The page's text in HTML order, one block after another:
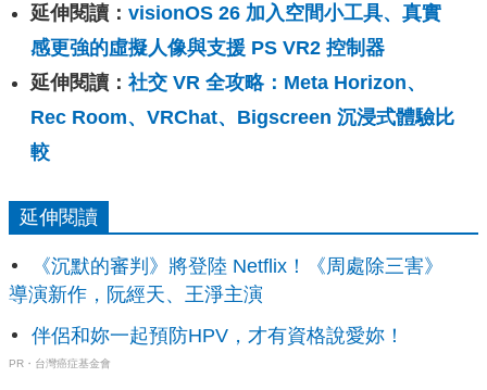
延伸閱讀： visionOS 26 加入空間小工具、真實
感更強的虛擬人像與支援 PS VR2 控制器
延伸閱讀： 社交 VR 全攻略：Meta Horizon、
Rec Room、VRChat、Bigscreen 沉浸式體驗比
較
延伸閱讀
《沉默的審判》將登陸 Netflix！《周處除三害》
導演新作，阮經天、王淨主演
伴侶和妳一起預防HPV，才有資格說愛妳！
PR・台灣癌症基金會